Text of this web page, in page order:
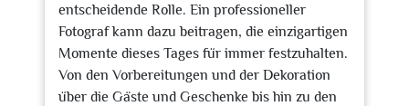
entscheidende Rolle. Ein professioneller
Fotograf kann dazu beitragen, die einzigartigen
Momente dieses Tages für immer festzuhalten.
Von den Vorbereitungen und der Dekoration
über die Gäste und Geschenke bis hin zu den